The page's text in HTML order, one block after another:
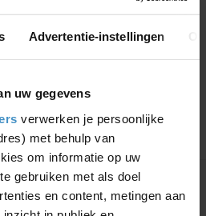
Advertentie-instellingen
uw gegevens
verwerken je persoonlijke
met behulp van
om informatie op uw
gebruiken met als doel
en content, metingen aan
1-1van 1